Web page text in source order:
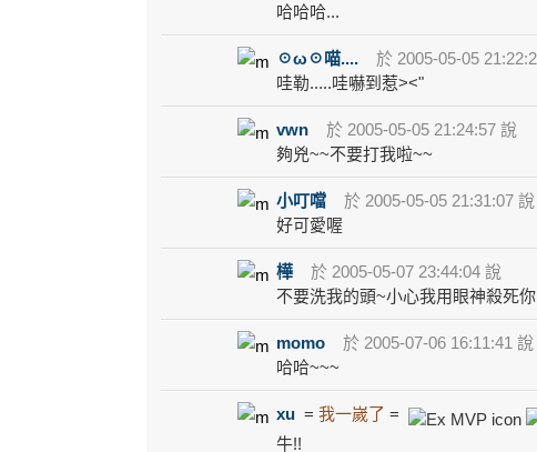
哈哈哈...
☉ω☉喵....
於 2005-05-05
哇勒.....哇嚇到惹><"
vwn
於 2005-05-05 21:24:57 說
夠兇~~不要打我啦~~
小叮噹
於 2005-05-05 21:31:07 說
好可愛喔
樺
於 2005-05-07 23:44:04 說
不要洗我的頭~小心我用眼神殺死
momo
於 2005-07-06 16:11:41 說
哈哈~~~
xu = 我一嵗了 =
牛!!